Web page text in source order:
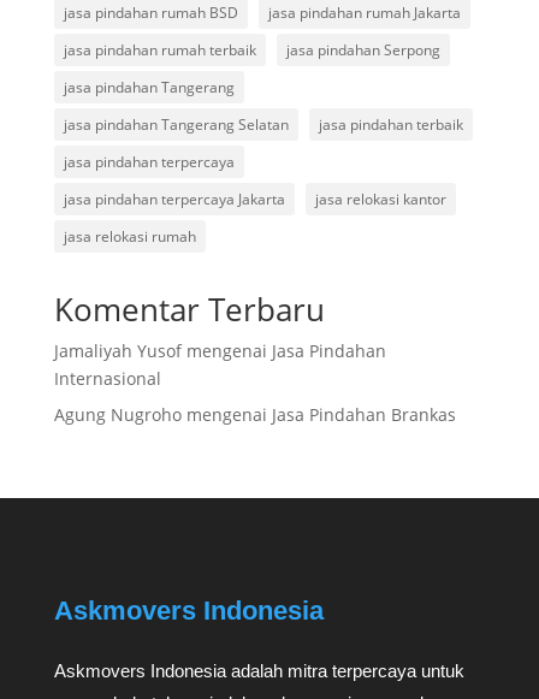
jasa pindahan rumah BSD
jasa pindahan rumah Jakarta
jasa pindahan rumah terbaik
jasa pindahan Serpong
jasa pindahan Tangerang
jasa pindahan Tangerang Selatan
jasa pindahan terbaik
jasa pindahan terpercaya
jasa pindahan terpercaya Jakarta
jasa relokasi kantor
jasa relokasi rumah
Komentar Terbaru
Jamaliyah Yusofmengenai Jasa Pindahan
Internasional
Agung Nugrohomengenai Jasa Pindahan Brankas
Askmovers Indonesia
Askmovers Indonesia adalah mitra terpercaya untuk